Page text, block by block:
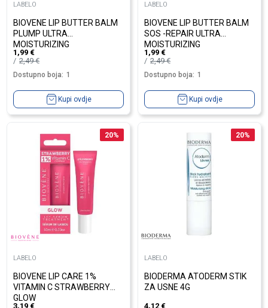
LABELO
BIOVENE LIP BUTTER BALM
PLUMP ULTRA
MOISTURIZING
AVOCADO+COLLAGEN
1,99 €
2,49€
Dostupno boja: 1
Kupi ovdje
LABELO
BIOVENE LIP BUTTER BALM
SOS -REPAIR ULTRA
MOISTURIZING
HONEY+CERAMIDE
1,99 €
2,49€
Dostupno boja: 1
Kupi ovdje
20%
LABELO
BIOVENE LIP CARE 1%
VITAMIN C STRAWBERRY
GLOW
3,19 €
20%
LABELO
BIODERMA ATODERM STIK
ZA USNE 4G
4,12 €